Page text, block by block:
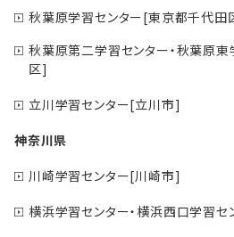
秋葉原学習センター[東京都千代田
秋葉原第二学習センター・秋葉原
区]
立川学習センター[立川市]
神奈川県
川崎学習センター[川崎市]
横浜学習センター・横浜西口学習